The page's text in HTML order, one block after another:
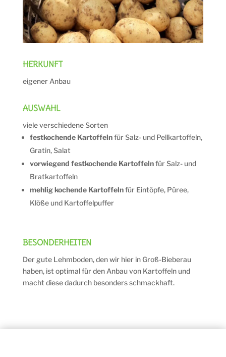
HERKUNFT
eigener Anbau
AUSWAHL
viele verschiedene Sorten
festkochende Kartoffelnfür Salz- und Pellkartoffeln,
Gratin, Salat
vorwiegend festkochende Kartoffelnfür Salz- und
Bratkartoffeln
mehlig kochende Kartoffelnfür Eintöpfe, Püree,
Klöße und Kartoffelpuffer
BESONDERHEITEN
Der gute Lehmboden, den wir hier in Groß-Bieberau
haben, ist optimal für den Anbau von Kartoffeln und
macht diese dadurch besonders schmackhaft.